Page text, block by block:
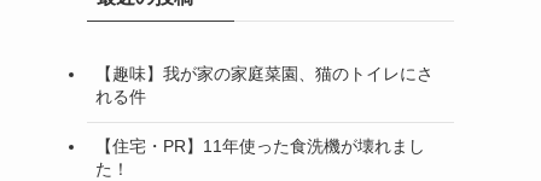
【趣味】我が家の家庭菜園、猫のトイレにさ
れる件
【住宅・PR】11年使った食洗機が壊れまし
た！